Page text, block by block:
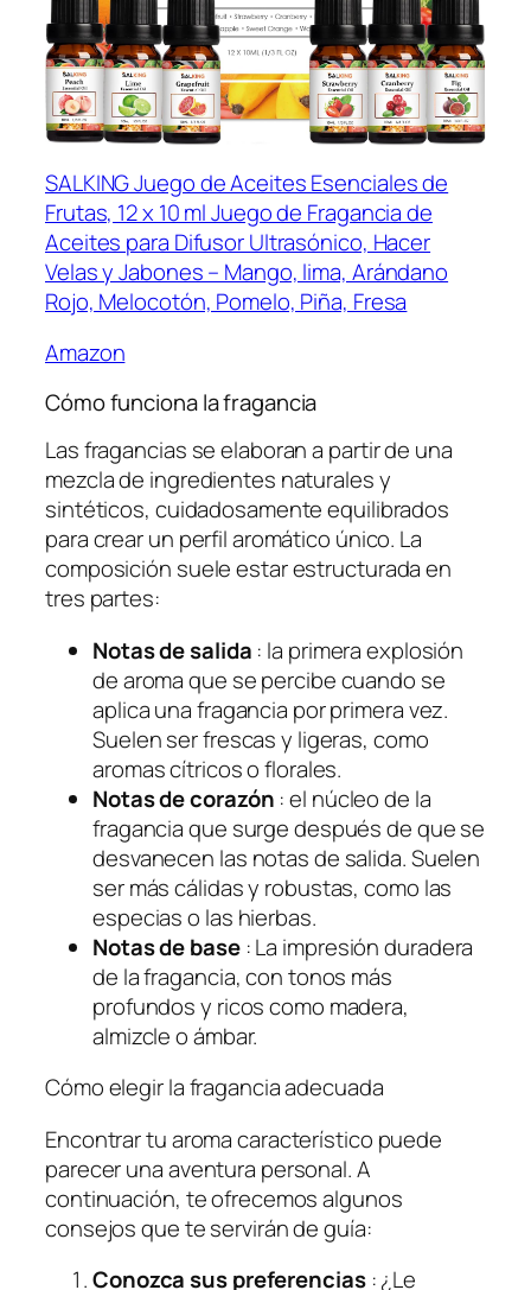
SALKING Juego de Aceites Esenciales de
Frutas, 12 x 10 ml Juego de Fragancia de
Aceites para Difusor Ultrasónico, Hacer
Velas y Jabones – Mango, lima, Arándano
Rojo, Melocotón, Pomelo, Piña, Fresa
Amazon
Cómo funciona la fragancia
Las fragancias se elaboran a partir de una
mezcla de ingredientes naturales y
sintéticos, cuidadosamente equilibrados
para crear un perfil aromático único. La
composición suele estar estructurada en
tres partes:
Notas de salida : la primera explosión
de aroma que se percibe cuando se
aplica una fragancia por primera vez.
Suelen ser frescas y ligeras, como
aromas cítricos o florales.
Notas de corazón : el núcleo de la
fragancia que surge después de que se
desvanecen las notas de salida. Suelen
ser más cálidas y robustas, como las
especias o las hierbas.
Notas de base: La impresión duradera
de la fragancia, con tonos más
profundos y ricos como madera,
almizcle o ámbar.
Cómo elegir la fragancia adecuada
Encontrar tu aroma característico puede
parecer una aventura personal. A
continuación, te ofrecemos algunos
consejos que te servirán de guía:
Conozca sus preferencias: ¿Le